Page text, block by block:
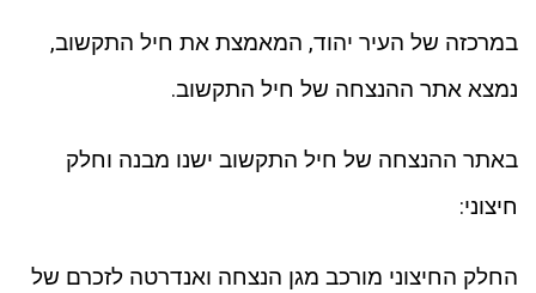
במרכזה של העיר יהוד, המאמצת את חיל התקשוב,
נמצא אתר ההנצחה של חיל התקשוב.
באתר ההנצחה של חיל התקשוב ישנו מבנה וחלק
חיצוני:
החלק החיצוני מורכב מגן הנצחה ואנדרטה לזכרם של